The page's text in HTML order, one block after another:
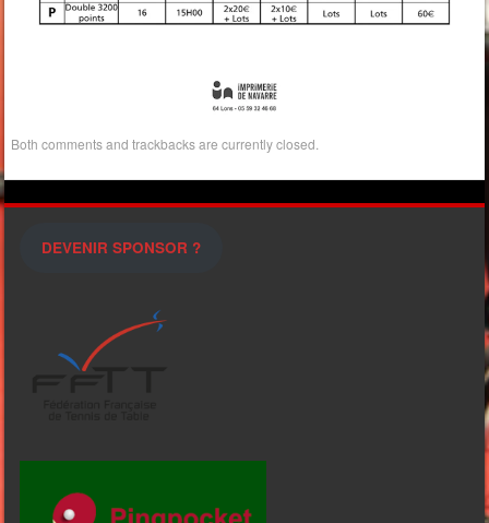
Both comments and trackbacks are currently closed.
DEVENIR SPONSOR ?